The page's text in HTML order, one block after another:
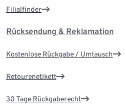
Filialfinder
Rücksendung & Reklamation
Kostenlose Rückgabe / Umtausch
Retourenetikett
30 Tage Rückgaberecht